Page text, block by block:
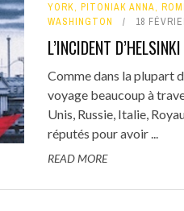
YORK, PITONIAK ANNA,
WASHINGTON
18
L’INCIDENT D’HELSINKI
Comme dans la plupart
voyage beaucoup à
Unis, Russie, Italie,
réputés pour avoir ...
READ MORE